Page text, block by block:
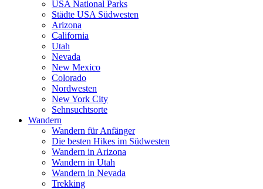
USA National Parks
Städte USA Südwesten
Arizona
California
Utah
Nevada
New Mexico
Colorado
Nordwesten
New York City
Sehnsuchtsorte
Wandern
Wandern für Anfänger
Die besten Hikes im Südwesten
Wandern in Arizona
Wandern in Utah
Wandern in Nevada
Trekking